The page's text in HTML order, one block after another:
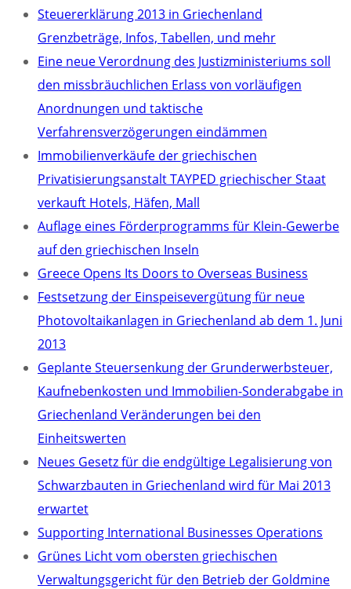
Steuererklärung 2013 in Griechenland
Grenzbeträge, Infos, Tabellen, und mehr
Eine neue Verordnung des Justizministeriums soll
den missbräuchlichen Erlass von vorläufigen
Anordnungen und taktische
Verfahrensverzögerungen eindämmen
Immobilienverkäufe der griechischen
Privatisierungsanstalt TAYPED griechischer Staat
verkauft Hotels, Häfen, Mall
Auflage eines Förderprogramms für Klein-Gewerbe
auf den griechischen Inseln
Greece Opens Its Doors to Overseas Business
Festsetzung der Einspeisevergütung für neue
Photovoltaikanlagen in Griechenland ab dem 1. Juni
2013
Geplante Steuersenkung der Grunderwerbsteuer,
Kaufnebenkosten und Immobilien-Sonderabgabe in
Griechenland Veränderungen bei den
Einheitswerten
Neues Gesetz für die endgültige Legalisierung von
Schwarzbauten in Griechenland wird für Mai 2013
erwartet
Supporting International Businesses Operations
Grünes Licht vom obersten griechischen
Verwaltungsgericht für den Betrieb der Goldmine